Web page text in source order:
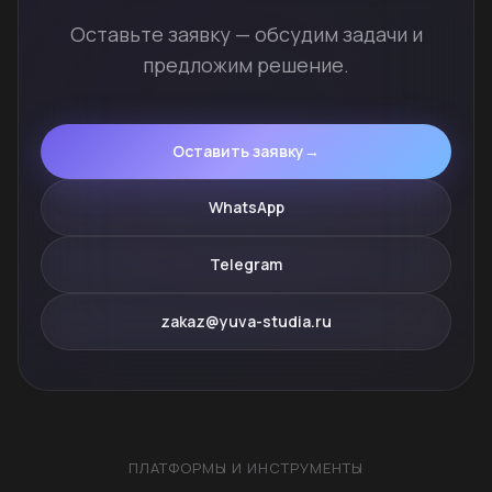
Оставьте заявку — обсудим задачи и
предложим решение.
Оставить заявку →
WhatsApp
Telegram
zakaz@yuva-studia.ru
ПЛАТФОРМЫ И ИНСТРУМЕНТЫ